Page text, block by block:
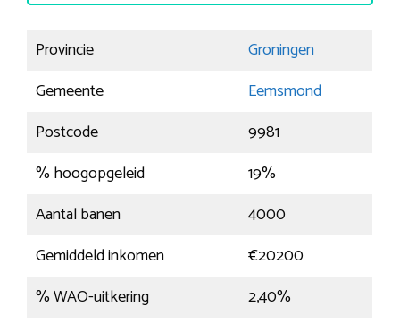
Provincie
Groningen
Gemeente
Eemsmond
Postcode
9981
% hoogopgeleid
19%
Aantal banen
4000
Gemiddeld inkomen
€20200
% WAO-uitkering
2,40%